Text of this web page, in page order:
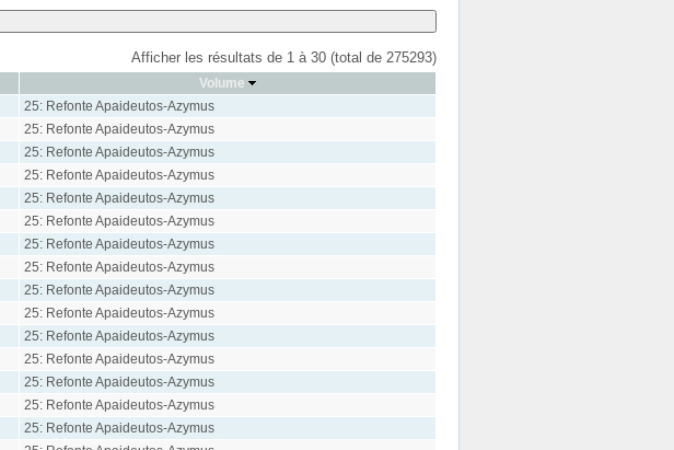
Afficher les résultats de 1 à 30 (total de 275293)
Volume
25: Refonte Apaideutos-Azymus
25: Refonte Apaideutos-Azymus
25: Refonte Apaideutos-Azymus
25: Refonte Apaideutos-Azymus
25: Refonte Apaideutos-Azymus
25: Refonte Apaideutos-Azymus
25: Refonte Apaideutos-Azymus
25: Refonte Apaideutos-Azymus
25: Refonte Apaideutos-Azymus
25: Refonte Apaideutos-Azymus
25: Refonte Apaideutos-Azymus
25: Refonte Apaideutos-Azymus
25: Refonte Apaideutos-Azymus
25: Refonte Apaideutos-Azymus
25: Refonte Apaideutos-Azymus